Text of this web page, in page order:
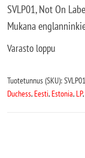
SVLP01, Not On
Mukana
Varasto loppu
Tuotetunnus (SKU):SVLP01
Duchess,Eesti,Estonia,LP,